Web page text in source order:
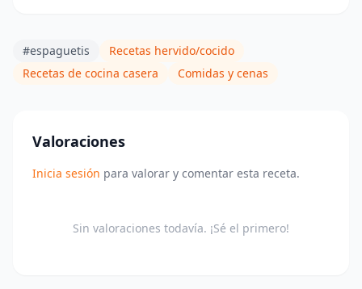
#espaguetis
Recetas hervido/cocido
Recetas de cocina casera
Comidas y cenas
Valoraciones
Inicia sesión para valorar y comentar esta receta.
Sin valoraciones todavía. ¡Sé el primero!